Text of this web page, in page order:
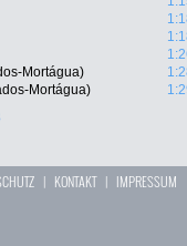
Mortágua)
Mortágua)
| KONTAKT| IMPRESSUM